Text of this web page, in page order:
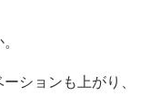
ションも上がり、